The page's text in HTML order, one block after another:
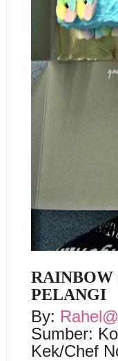
PELANGI
By:
Sumber:
Kek/Chef